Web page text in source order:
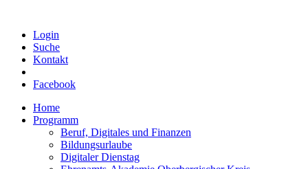
Login
Suche
Kontakt
Facebook
Home
Programm
Beruf, Digitales und Finanzen
Bildungsurlaube
Digitaler Dienstag